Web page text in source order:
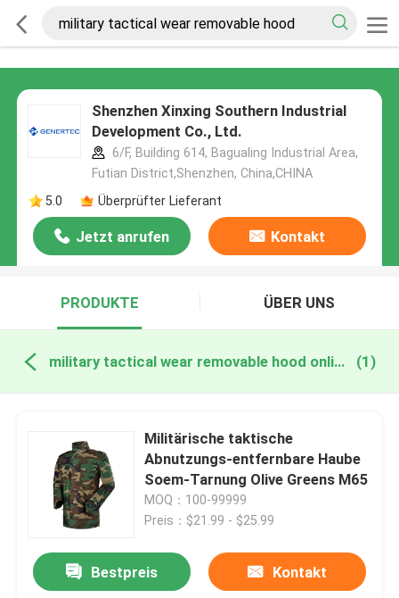
Shenzhen Xinxing Southern Industrial
Development Co., Ltd.
6/F, Building 614, Bagualing Industrial Area,
Futian District,Shenzhen, China,CHINA
5.0
Überprüfter Lieferant
Jetzt anrufen Kontakt
PRODUKTE ÜBER UNS
military tactical wear removable hood online manufacture (1)
Militärische taktische
Abnutzungs-entfernbare Haube
Soem-Tarnung Olive Greens M65
MOQ：100-99999
Preis：$21.99 - $25.99
Bestpreis Kontakt